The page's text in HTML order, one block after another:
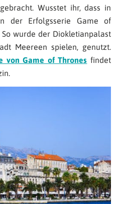
Wusstet ihr, dass in
der Erfolgsserie Game of
wurde der Diokletianpalast
Meereen spielen, genutzt.
von Game of Thrones findet